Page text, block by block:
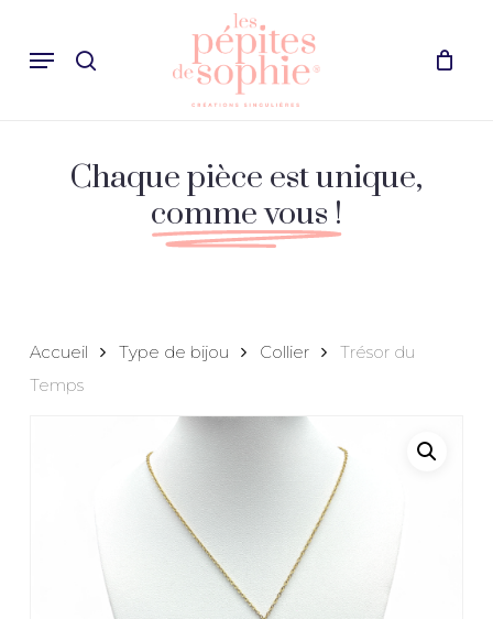
mainde
Menu Cart Close
Cart
Chaque pièce est unique,
comme vous !
Accueil Type de bijou Collier
Trésor du
Temps